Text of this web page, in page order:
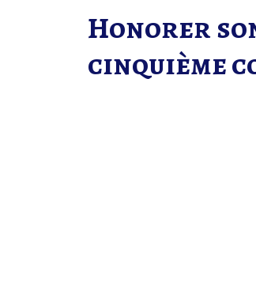
Honorer
cinquième